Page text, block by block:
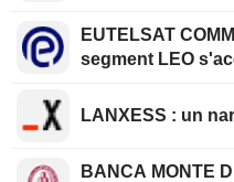
EUTELSAT
segment LEO
BANCA MONTE